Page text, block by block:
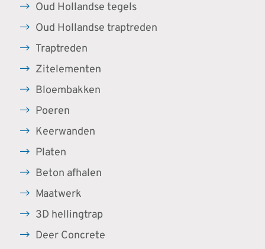
Oud Hollandse tegels
Oud Hollandse traptreden
Traptreden
Zitelementen
Bloembakken
Poeren
Keerwanden
Platen
Beton afhalen
Maatwerk
3D hellingtrap
Deer Concrete